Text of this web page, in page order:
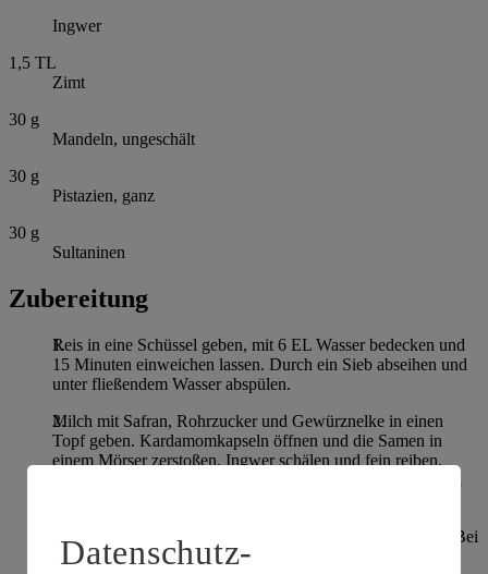
Ingwer
1,5 TL
Zimt
30 g
Mandeln, ungeschält
30 g
Pistazien, ganz
30 g
Sultaninen
Zubereitung
Reis in eine Schüssel geben, mit 6 EL Wasser bedecken und
15 Minuten einweichen lassen. Durch ein Sieb abseihen und
unter fließendem Wasser abspülen.
Milch mit Safran, Rohrzucker und Gewürznelke in einen
Topf geben. Kardamomkapseln öffnen und die Samen in
einem Mörser zerstoßen. Ingwer schälen und fein reiben.
Den Reis in die heiße Gewürzmilch geben und verrühren. Bei
geringer Hitze unter regelmäßigem Rühren 25-30 Minuten
Datenschutz-